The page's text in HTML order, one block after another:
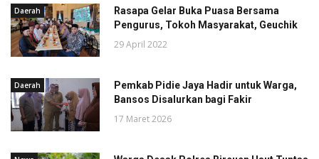
Daerah
Rasapa Gelar Buka Puasa Bersama
Pengurus, Tokoh Masyarakat, Geuchik
29 April 2022
Daerah
Pemkab Pidie Jaya Hadir untuk Warga,
Bansos Disalurkan bagi Fakir
17 Maret 2026